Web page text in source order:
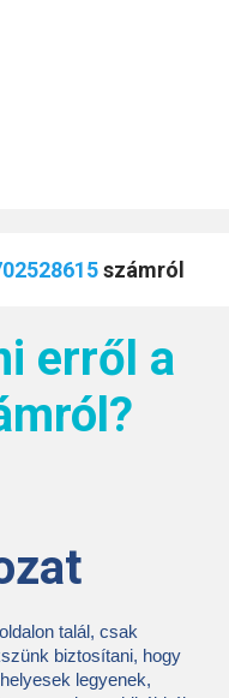
számról
erről a
talál, csak
biztosítani, hogy
legyenek,